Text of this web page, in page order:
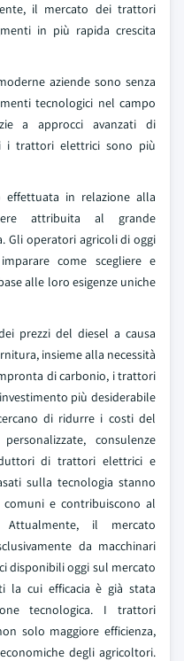
il mercato dei trattori
in più rapida crescita
aziende sono senza
tecnologici nel campo
a approcci avanzati di
i trattori elettrici sono più
in relazione alla
attribuita al grande
Gli operatori agricoli di oggi
come scegliere e
alle loro esigenze uniche
prezzi del diesel a causa
insieme alla necessità
di carbonio, i trattori
più desiderabile
di ridurre i costi del
consulenze
di trattori elettrici e
sulla tecnologia stanno
e contribuiscono al
Attualmente, il mercato
da macchinari
disponibili oggi sul mercato
la cui efficacia è già stata
tecnologica. I trattori
solo maggiore efficienza,
degli agricoltori.